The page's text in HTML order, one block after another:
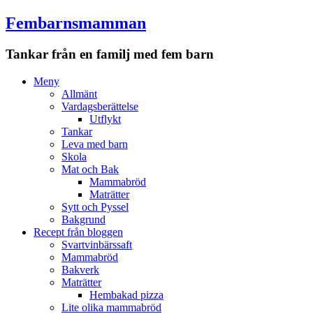
Fembarnsmamman
Tankar från en familj med fem barn
Meny
HoppaMeny
Allmänt
Vardagsberättelse
Utflykt
Tankar
Leva med barn
Skola
Mat och Bak
Mammabröd
Maträtter
Sytt och Pyssel
Bakgrund
Recept från bloggen
Svartvinbärssaft
Mammabröd
Bakverk
Maträtter
Hembakad pizza
Lite olika mammabröd